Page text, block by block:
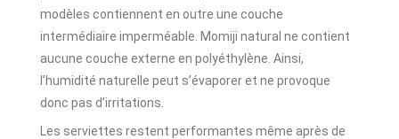
modèles contiennent en outre une couche
intermédiaire imperméable. Momiji natural ne contient
aucune couche externe en polyéthylène. Ainsi,
l’humidité naturelle peut s’évaporer et ne provoque
donc pas d’irritations.
Les serviettes restent performantes même après de